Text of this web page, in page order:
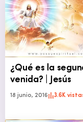
¿Qué es la
venida? | Jesús
18 junio, 2016 3.6K